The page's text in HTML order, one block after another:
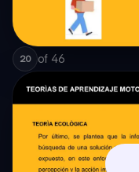
20 of 46